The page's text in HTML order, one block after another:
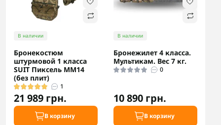
В наличии
Бронекостюм
штурмовой 1 класса
SUIT Пиксель ММ14
(без плит)
1
21 989 грн.
В корзину
В наличии
Бронежилет 4 класса.
Мультикам. Вес 7 кг.
0
10 890 грн.
В корзину